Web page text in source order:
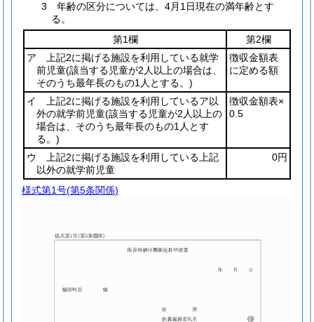
3 年齢の区分については、4月1日現在の満年齢とす
る。
第1欄
第2欄
ア 上記2に掲げる施設を利用している就学
前児童(該当する児童が2人以上の場合は、
そのうち最年長のもの1人とする。)
徴収金額表
に定める額
イ 上記2に掲げる施設を利用しているア以
外の就学前児童(該当する児童が2人以上の
場合は、そのうち最年長のもの1人とす
る。)
徴収金額表×
0.5
ウ 上記2に掲げる施設を利用している上記
以外の就学前児童
0円
様式第1号(第5条関係)